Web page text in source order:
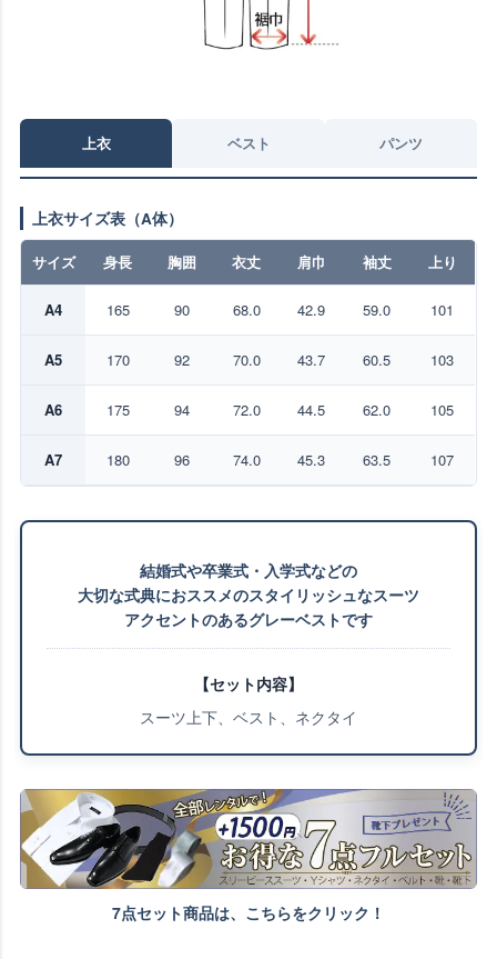
上衣 ベスト パンツ
上衣サイズ表（A体）
サイズ 身長 胸囲 衣丈 肩巾 袖丈 上り
A4 165 90 68.0 42.9 59.0 101
A5 170 92 70.0 43.7 60.5 103
A6 175 94 72.0 44.5 62.0 105
A7 180 96 74.0 45.3 63.5 107
結婚式や卒業式・入学式などの
大切な式典におススメのスタイリッシュなスーツ
アクセントのあるグレーベストです
【セット内容】
スーツ上下、ベスト、ネクタイ
7点セット商品は、こちらをクリック！